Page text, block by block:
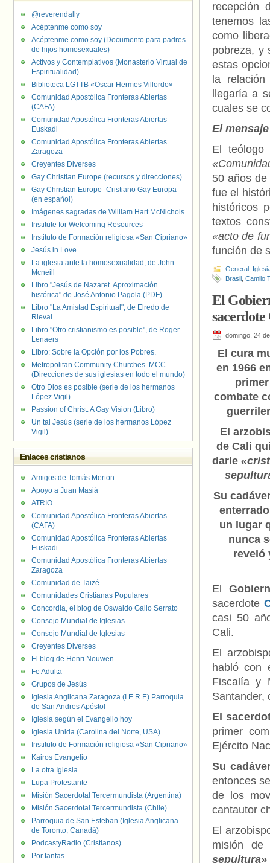
recepción
tenemos
como
pobreza, y
estas
la
llegaría a
cuales se
El
El
50 años
fue el
históricos
textos
«acto de
función de
General
Brasil Camilo
del
Oscar Arnulfo
El
domingo, 24
El cura
en 1966
primer
combate
El
de Cali
darle
Su
un lugar
nunca
reveló
El
sacerdote
casi 50
Cali.
El
habló con
Fiscalía y
Santander,
El
primer
Ejército
Su
entonces
de los
cantautor
El
misión
sepultura»
@reverendally
Acéptenme como soy
Acéptenme como soy (Documento para padres
de hijos homosexuales)
Activos y Contemplativos (Monasterio Virtual de
Espiritualidad)
Biblioteca LGTTB «Oscar Hermes Villordo»
Comunidad Apostólica Fronteras Abiertas
(CAFA)
Comunidad Apostólica Fronteras Abiertas
Euskadi
Comunidad Apostólica Fronteras Abiertas
Zaragoza
Creyentes Diverses
Gay Christian Europe (recursos y direcciones)
Gay Christian Europe- Cristiano Gay Europa
(en español)
Imágenes sagradas de William Hart McNichols
Institute for Welcoming Resources
Instituto de Formación religiosa «San Cipriano»
Jesús in Love
La iglesia ante la homosexualidad, de John
Mcneill
Libro "Jesús de Nazaret. Aproximación
histórica" de José Antonio Pagola (PDF)
Libro "La Amistad Espiritual", de Elredo de
Rieval.
Libro "Otro cristianismo es posible", de Roger
Lenaers
Libro: Sobre la Opción por los Pobres.
Metropolitan Community Churches. MCC.
(Direcciones de sus iglesias en todo el mundo)
Otro Dios es posible (serie de los hermanos
López Vigil)
Passion of Christ: A Gay Vision (Libro)
Un tal Jesús (serie de los hermanos López
Vigil)
Enlaces cristianos
Amigos de Tomás Merton
Apoyo a Juan Masiá
ATRIO
Comunidad Apostólica Fronteras Abiertas
(CAFA)
Comunidad Apostólica Fronteras Abiertas
Euskadi
Comunidad Apostólica Fronteras Abiertas
Zaragoza
Comunidad de Taizé
Comunidades Cristianas Populares
Concordia, el blog de Oswaldo Gallo Serrato
Consejo Mundial de Iglesias
Consejo Mundial de Iglesias
Creyentes Diverses
El blog de Henri Nouwen
Fe Adulta
Grupos de Jesús
Iglesia Anglicana Zaragoza (I.E.R.E) Parroquia
de San Andres Apóstol
Iglesia según el Evangelio hoy
Iglesia Unida (Carolina del Norte, USA)
Instituto de Formación religiosa «San Cipriano»
Kairos Evangelio
La otra Iglesia.
Lupa Protestante
Misión Sacerdotal Tercermundista (Argentina)
Misión Sacerdotal Tercermundista (Chile)
Parroquia de San Esteban (Iglesia Anglicana
de Toronto, Canadá)
PodcastyRadio (Cristianos)
Por tantas